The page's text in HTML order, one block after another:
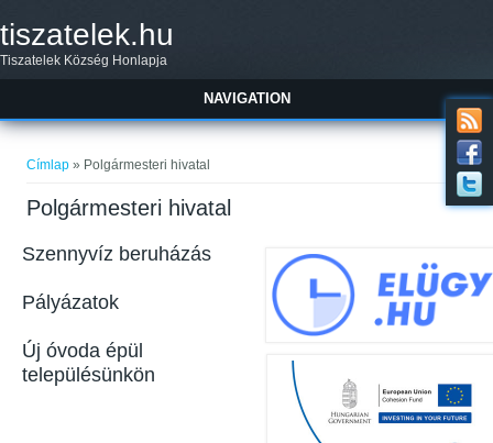
tiszatelek.hu
Tiszatelek Község Honlapja
NAVIGATION
Címlap » Polgármesteri hivatal
Polgármesteri hivatal
Szennyvíz beruházás
Pályázatok
Új óvoda épül
településünkön